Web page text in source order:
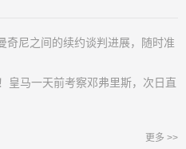
奇尼之间的续约谈判进展，随时准
皇马一天前考察邓弗里斯，次日直
更多 >>